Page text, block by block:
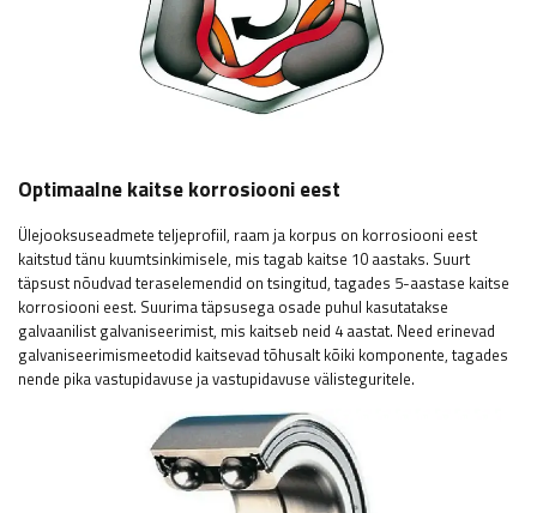
Optimaalne kaitse korrosiooni eest
Ülejooksuseadmete teljeprofiil, raam ja korpus on korrosiooni eest
kaitstud tänu kuumtsinkimisele, mis tagab kaitse 10 aastaks. Suurt
täpsust nõudvad teraselemendid on tsingitud, tagades 5-aastase kaitse
korrosiooni eest. Suurima täpsusega osade puhul kasutatakse
galvaanilist galvaniseerimist, mis kaitseb neid 4 aastat. Need erinevad
galvaniseerimismeetodid kaitsevad tõhusalt kõiki komponente, tagades
nende pika vastupidavuse ja vastupidavuse välisteguritele.